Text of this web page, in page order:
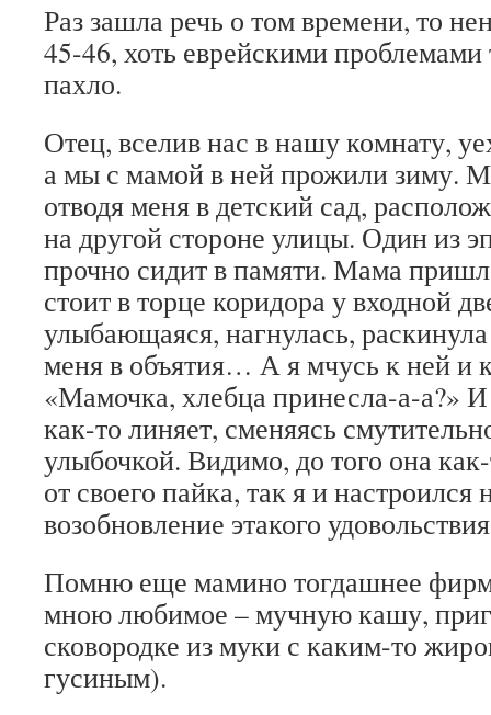
Раз зашла речь о том времени, то
45-46, хоть еврейскими проблемами
пахло.
Отец, вселив нас в нашу комнату,
а мы с мамой в ней прожили зиму.
отводя меня в детский сад,
на другой стороне улицы. Один из
прочно сидит в памяти. Мама
стоит в торце коридора у входной
улыбающаяся, нагнулась,
меня в объятия… А я мчусь к ней и
«Мамочка, хлебца принесла-а-а?» И
как-то линяет, сменяясь
улыбочкой. Видимо, до того она
от своего пайка, так я и настроился
возобновление этакого
Помню еще мамино тогдашнее
мною любимое – мучную кашу,
сковородке из муки с каким-то
гусиным).